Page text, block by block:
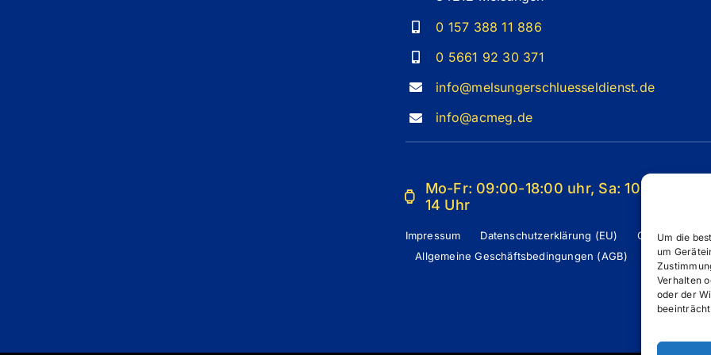
Um die
um
Verhalten
oder der
0 157 388 11 886
0 5661 92 30 371
info@melsungerschluesseldienst.de
info@acmeg.de
Mo-Fr: 09:00-18:00 uhr, Sa: 10-
14 Uhr
Impressum Datenschutzerklärung (EU)
Cookie-
Allgemeine Geschäftsbedingungen (AGB)